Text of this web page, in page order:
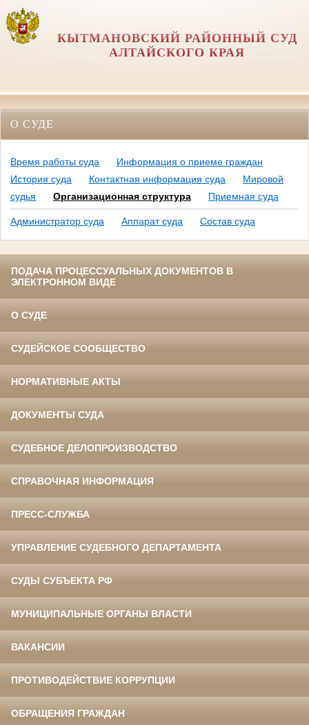
КЫТМАНОВСКИЙ РАЙОННЫЙ СУД
АЛТАЙСКОГО КРАЯ
О СУДЕ
Время работы суда
Информация о приеме граждан
История суда
Контактная информация суда
Мировой
судья
Организационная структура Приемная суда
Администратор суда Аппарат суда Состав суда
ПОДАЧА ПРОЦЕССУАЛЬНЫХ ДОКУМЕНТОВ В
ЭЛЕКТРОННОМ ВИДЕ
О СУДЕ
СУДЕЙСКОЕ СООБЩЕСТВО
НОРМАТИВНЫЕ АКТЫ
ДОКУМЕНТЫ СУДА
СУДЕБНОЕ ДЕЛОПРОИЗВОДСТВО
СПРАВОЧНАЯ ИНФОРМАЦИЯ
ПРЕСС-СЛУЖБА
УПРАВЛЕНИЕ СУДЕБНОГО ДЕПАРТАМЕНТА
СУДЫ СУБЪЕКТА РФ
МУНИЦИПАЛЬНЫЕ ОРГАНЫ ВЛАСТИ
ВАКАНСИИ
ПРОТИВОДЕЙСТВИЕ КОРРУПЦИИ
ОБРАЩЕНИЯ ГРАЖДАН